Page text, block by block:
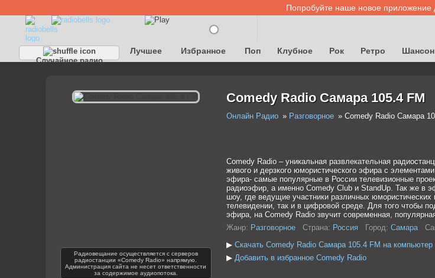
Попробуйте наше новое приложение
Случайное радио
Лучшее Избранное Поп Клубное Рок Ретро Шансон
Радиовещание осуществляется с серверов
радиостанции «Comedy Radio» напрямую.
Администрация сайта не несет ответственности
за содержимое аудиопотока.
Comedy Radio Самара 105.4 FM
Онлайн Радио Разговорное Comedy Radio Самара
Comedy Radio – уникальная развлекательная
живого и дерзкого юмористического эфира с
эфира- самые популярные в России телевизионные
радиоэфир, а именно Comedy Club и StandUp. Так же в
шоу, где ведущие участники различных юмористических
телевидении, так и в цифровой среде. Для того чтобы
эфира, на Comedy Radio звучит современная,
Жанр: Разговорное Страна: Россия Город: Самара
▶ Скачать Comedy Radio Самара 105.4 FM на компьютер
▶ Добавить в избранное Comedy Radio